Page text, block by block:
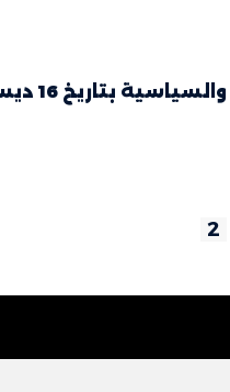
بتاريخ 16 ديسمبر 1966
2